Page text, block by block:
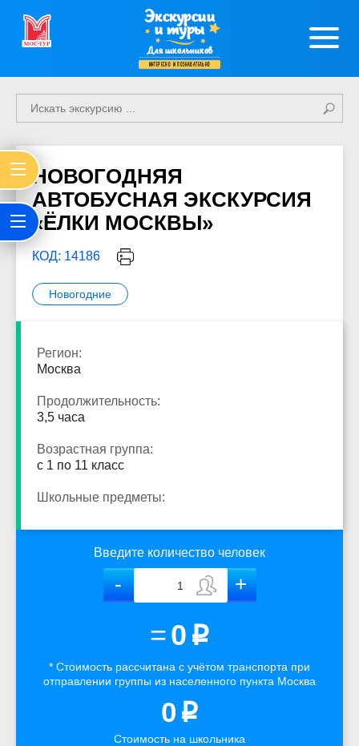
Экскурсии
и туры
Для школьников
интересно и познавательно
НОВОГОДНЯЯ
АВТОБУСНАЯ ЭКСКУРСИЯ
«ЁЛКИ МОСКВЫ»
КОД: 14186
Новогодние
Регион:
Москва
Продолжительность:
3,5 часа
Возрастная группа:
с 1 по 11 класс
Школьные предметы:
Введите количество человек
=0 p
* Стоимость рассчитана с учётом транспорта при
отправлении группы из населенного пункта Москва
0 p
Стоимость на школьника